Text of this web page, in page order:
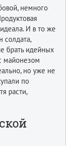
немного
И в то же
солдата,
брать идейных
майонезом
но уже не
по
расти,